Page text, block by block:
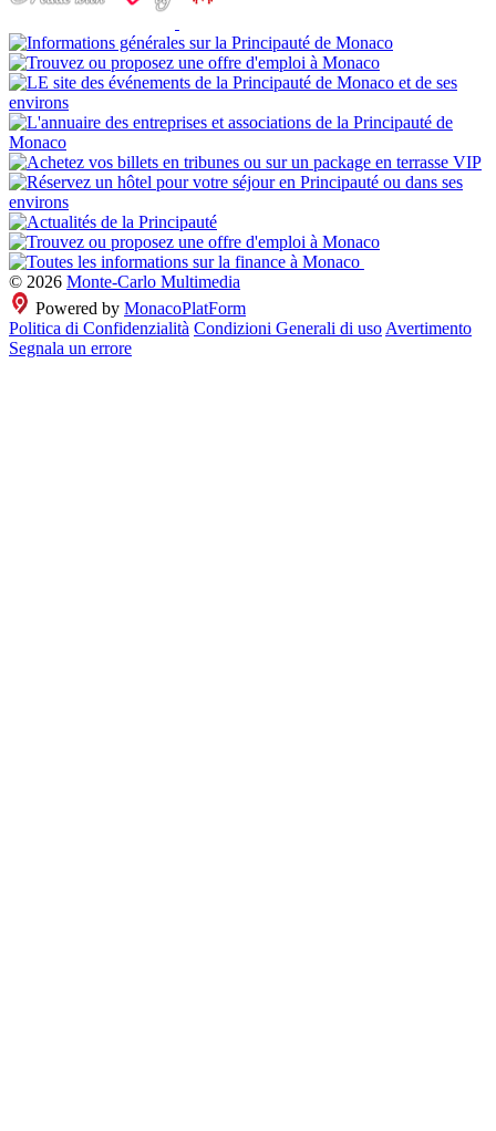
© 2026 Monte-Carlo Multimedia
Powered by MonacoPlatForm
Politica di Confidenzialità Condizioni Generali di uso Avertimento
Segnala un errore